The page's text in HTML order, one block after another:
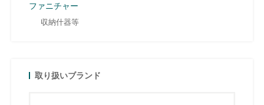
ファニチャー
収納什器等
取り扱いブランド